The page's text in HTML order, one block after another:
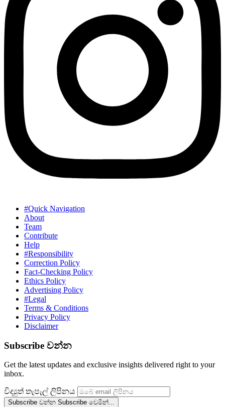
#Quick Navigation
About
Team
Contribute
Help
#Responsibility
Correction Policy
Fact-Checking Policy
Ethics Policy
Advertising Policy
#Legal
Terms & Conditions
Privacy Policy
Disclaimer
Subscribe වන්න
Get the latest updates and exclusive insights delivered right to your
inbox.
විද්‍යුත් තැපැල් ලිපිනය
Subscribe වන්න Subscribe වෙමින්...